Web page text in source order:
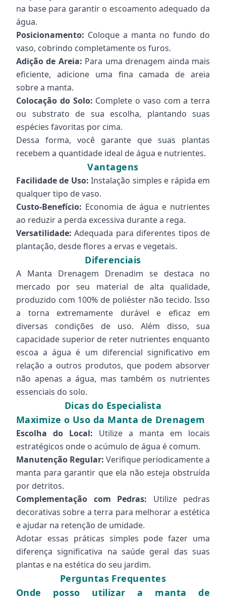
na base para garantir o escoamento adequado da
água.
Posicionamento: Coloque a manta no fundo do
vaso, cobrindo completamente os furos.
Adição de Areia: Para uma drenagem ainda mais
eficiente, adicione uma fina camada de areia
sobre a manta.
Colocação do Solo: Complete o vaso com a terra
ou substrato de sua escolha, plantando suas
espécies favoritas por cima.
Dessa forma, você garante que suas plantas
recebem a quantidade ideal de água e nutrientes.
Vantagens
Facilidade de Uso: Instalação simples e rápida em
qualquer tipo de vaso.
Custo-Benefício: Economia de água e nutrientes
ao reduzir a perda excessiva durante a rega.
Versatilidade: Adequada para diferentes tipos de
plantação, desde flores a ervas e vegetais.
Diferenciais
A Manta Drenagem Drenadim se destaca no
mercado por seu material de alta qualidade,
produzido com 100% de poliéster não tecido. Isso
a torna extremamente durável e eficaz em
diversas condições de uso. Além disso, sua
capacidade superior de reter nutrientes enquanto
escoa a água é um diferencial significativo em
relação a outros produtos, que podem absorver
não apenas a água, mas também os nutrientes
essenciais do solo.
Dicas do Especialista
Maximize o Uso da Manta de Drenagem
Escolha do Local: Utilize a manta em locais
estratégicos onde o acúmulo de água é comum.
Manutenção Regular: Verifique periodicamente a
manta para garantir que ela não esteja obstruída
por detritos.
Complementação com Pedras: Utilize pedras
decorativas sobre a terra para melhorar a estética
e ajudar na retenção de umidade.
Adotar essas práticas simples pode fazer uma
diferença significativa na saúde geral das suas
plantas e na estética do seu jardim.
Perguntas Frequentes
Onde posso utilizar a manta de